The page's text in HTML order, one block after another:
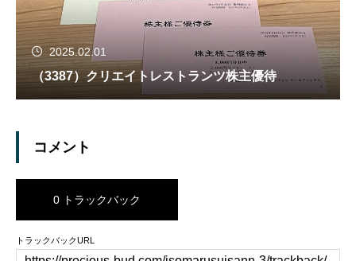
2025.02.01
（3387）クリエイトレストランツ株主優待
コメント
0 トラックバック
トラックバックURL